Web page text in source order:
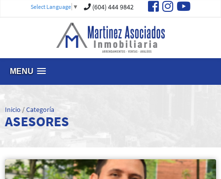
Select Language ▼ (604) 444 9842
MENU
Inicio /Categoría
ASESORES